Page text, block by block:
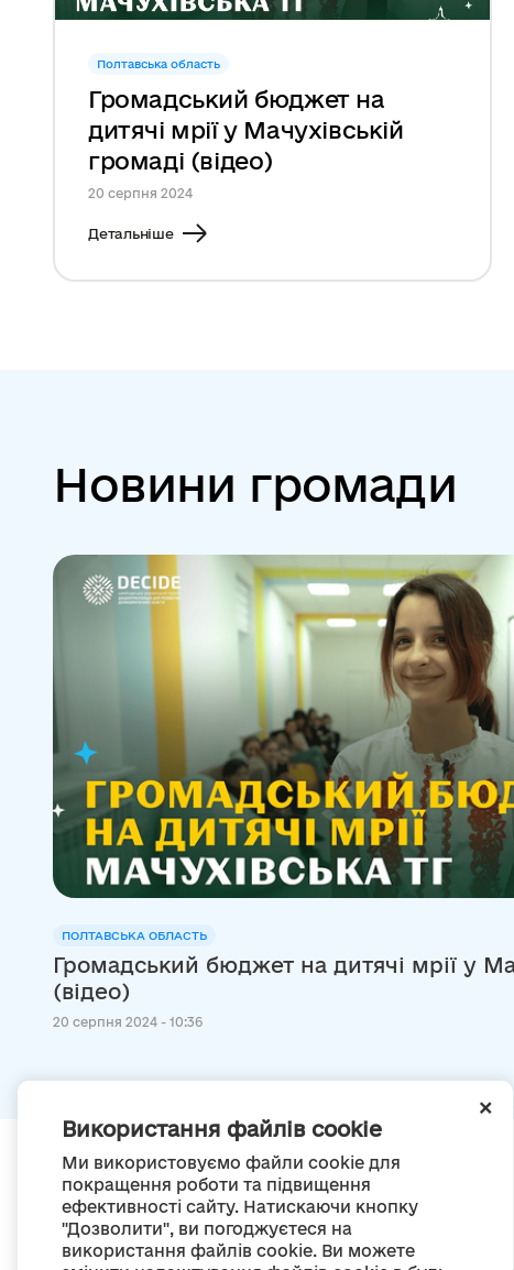
+
Використання файлів cookie
Ми використовуємо файли cookie для
покращення роботи та підвищення
ефективності сайту. Натискаючи кнопку
"Дозволити", ви погоджуєтеся на
використання файлів cookie. Ви можете
Полтавська область
Громадський бюджет на
дитячі мрії у Мачухівській
громаді (відео)
20 серпня 2024
Детальніше
Новини громади
ПОЛТАВСЬКА ОБЛАСТЬ
Громадський бюджет на дитячі мрії у
(відео)
20 серпня 2024 - 10:36